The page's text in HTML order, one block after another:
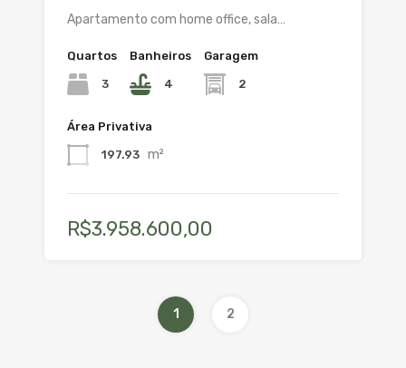
Apartamento com home office, sala…
Quartos
3
Banheiros
4
Garagem
2
Área Privativa
197.93 m²
R$3.958.600,00
1 2